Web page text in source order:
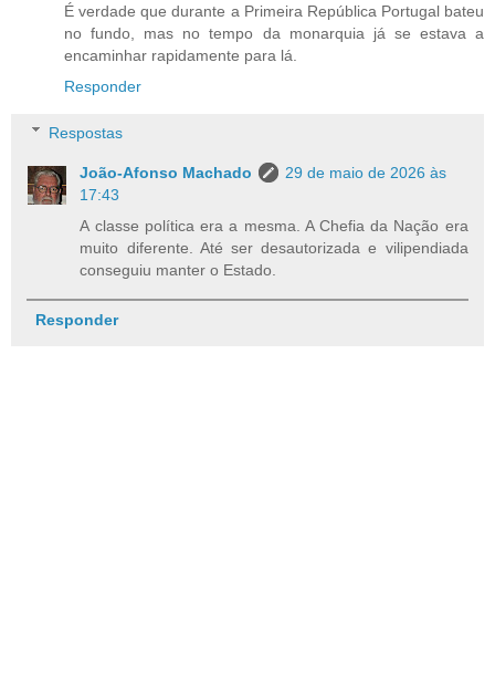
É verdade que durante a Primeira República Portugal bateu
no fundo, mas no tempo da monarquia já se estava a
encaminhar rapidamente para lá.
Responder
Respostas
João-Afonso Machado
29 de maio de 2026 às
17:43
A classe política era a mesma. A Chefia da Nação era
muito diferente. Até ser desautorizada e vilipendiada
conseguiu manter o Estado.
Responder